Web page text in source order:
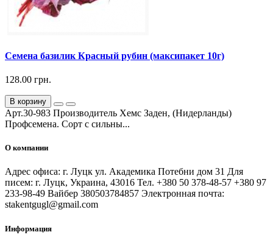
Семена базилик Красный рубин (максипакет 10г)
128.00 грн.
В корзину
Арт.30-983 Производитель Хемс Заден, (Нидерланды)
Профсемена. Сорт с сильны...
О компании
Адрес офиса: г. Луцк ул. Академика Потебни дом 31 Для
писем: г. Луцк, Украина, 43016 Тел. +380 50 378-48-57 +380 97
233-98-49 Вайбер 380503784857 Электронная почта:
stakentgugl@gmail.com
Информация